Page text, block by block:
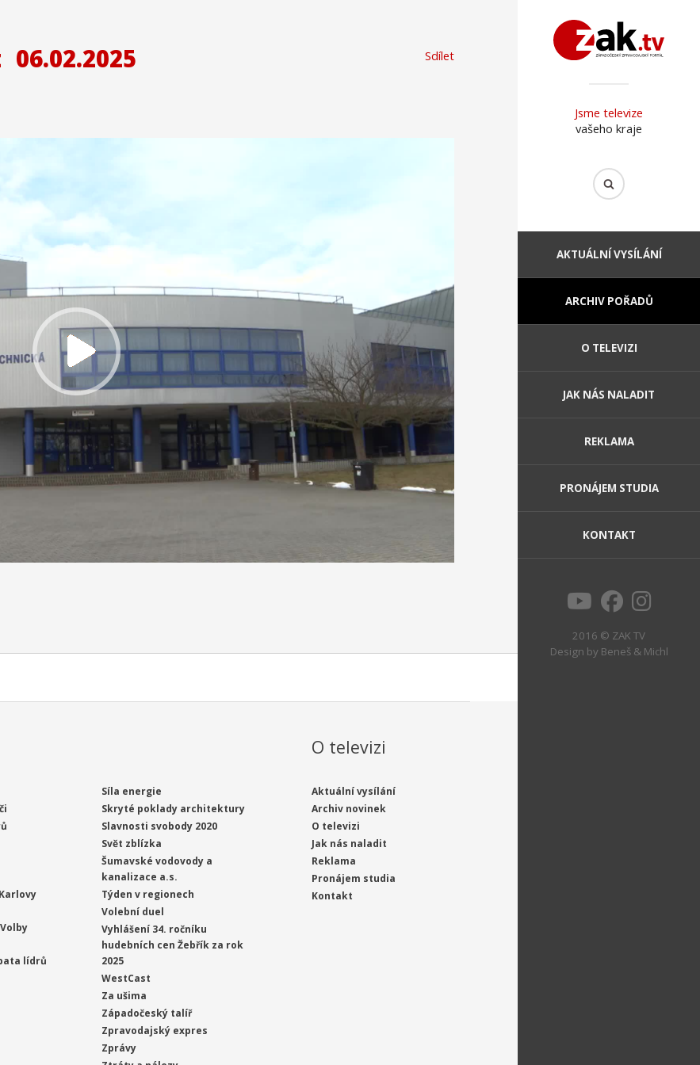
Jsme televize
vašeho kraje
AKTUÁLNÍ VYSÍLÁNÍ
ARCHIV POŘADŮ
O TELEVIZI
JAK NÁS NALADIT
REKLAMA
PRONÁJEM STUDIA
KONTAKT
2016 © ZAK TV
Design by Beneš & Michl
Sdílet
06.02.2025
lídrů
Síla energie
Skryté poklady architektury
Slavnosti svobody 2020
Svět zblízka
Šumavské vodovody a
kanalizace a.s.
Týden v regionech
Volební duel
Vyhlášení 34. ročníku
hudebních cen Žebřík za rok
2025
WestCast
Za ušima
Západočeský talíř
Zpravodajský expres
Zprávy
O televizi
Aktuální vysílání
Archiv novinek
O televizi
Jak nás naladit
Reklama
Pronájem studia
Kontakt